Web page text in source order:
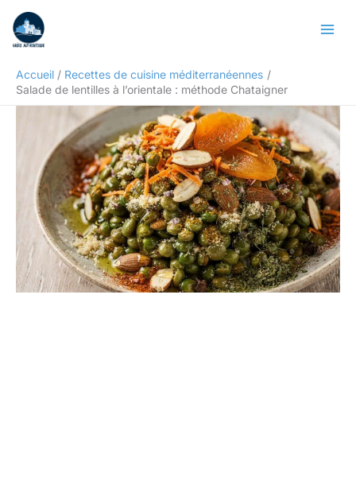
contenu
Accueil
Recettes de cuisine méditerranéennes
Salade de lentilles à l’orientale : méthode Chataigner
Rechercher